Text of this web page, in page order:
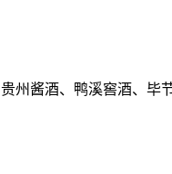
州酱酒、鸭溪窖酒、